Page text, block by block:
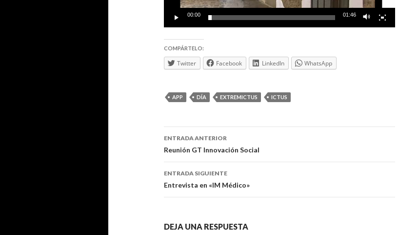
00:00 01:46
COMPÁRTELO:
Twitter Facebook LinkedIn WhatsApp
APP DÍA EXTREMICTUS ICTUS
Navegación
de
entradas
ENTRADA ANTERIOR
Reunión GT Innovación Social
ENTRADA SIGUIENTE
Entrevista en «IM Médico»
DEJA UNA RESPUESTA